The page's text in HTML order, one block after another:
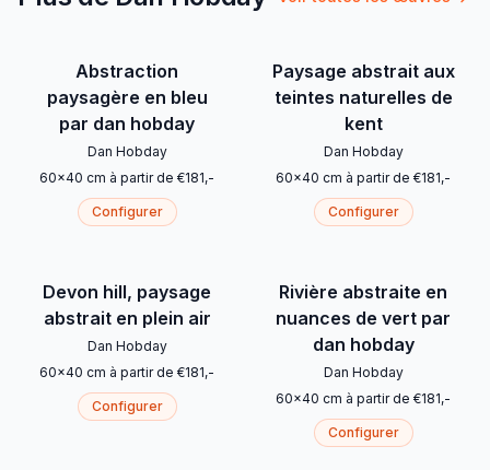
Abstraction
paysagère en bleu
par dan hobday
Dan Hobday
60x40 cm à partir de €181,-
Configurer
Paysage abstrait aux
teintes naturelles de
kent
Dan Hobday
60x40 cm à partir de €181,-
Configurer
Devon hill, paysage
abstrait en plein air
Dan Hobday
60x40 cm à partir de €181,-
Configurer
Rivière abstraite en
nuances de vert par
dan hobday
Dan Hobday
60x40 cm à partir de €181,-
Configurer